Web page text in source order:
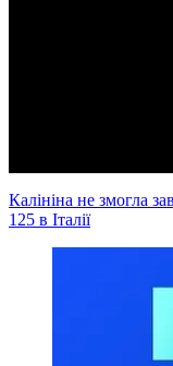
Калініна не змогла
125 в Італії